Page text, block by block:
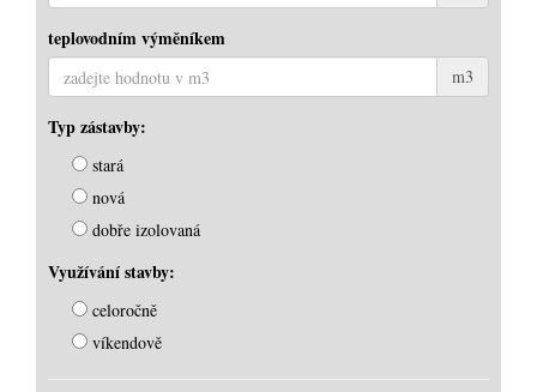
teplovodním výměníkem
m3
Typ zástavby:
stará
nová
dobře izolovaná
Využívání stavby:
celoročně
víkendově